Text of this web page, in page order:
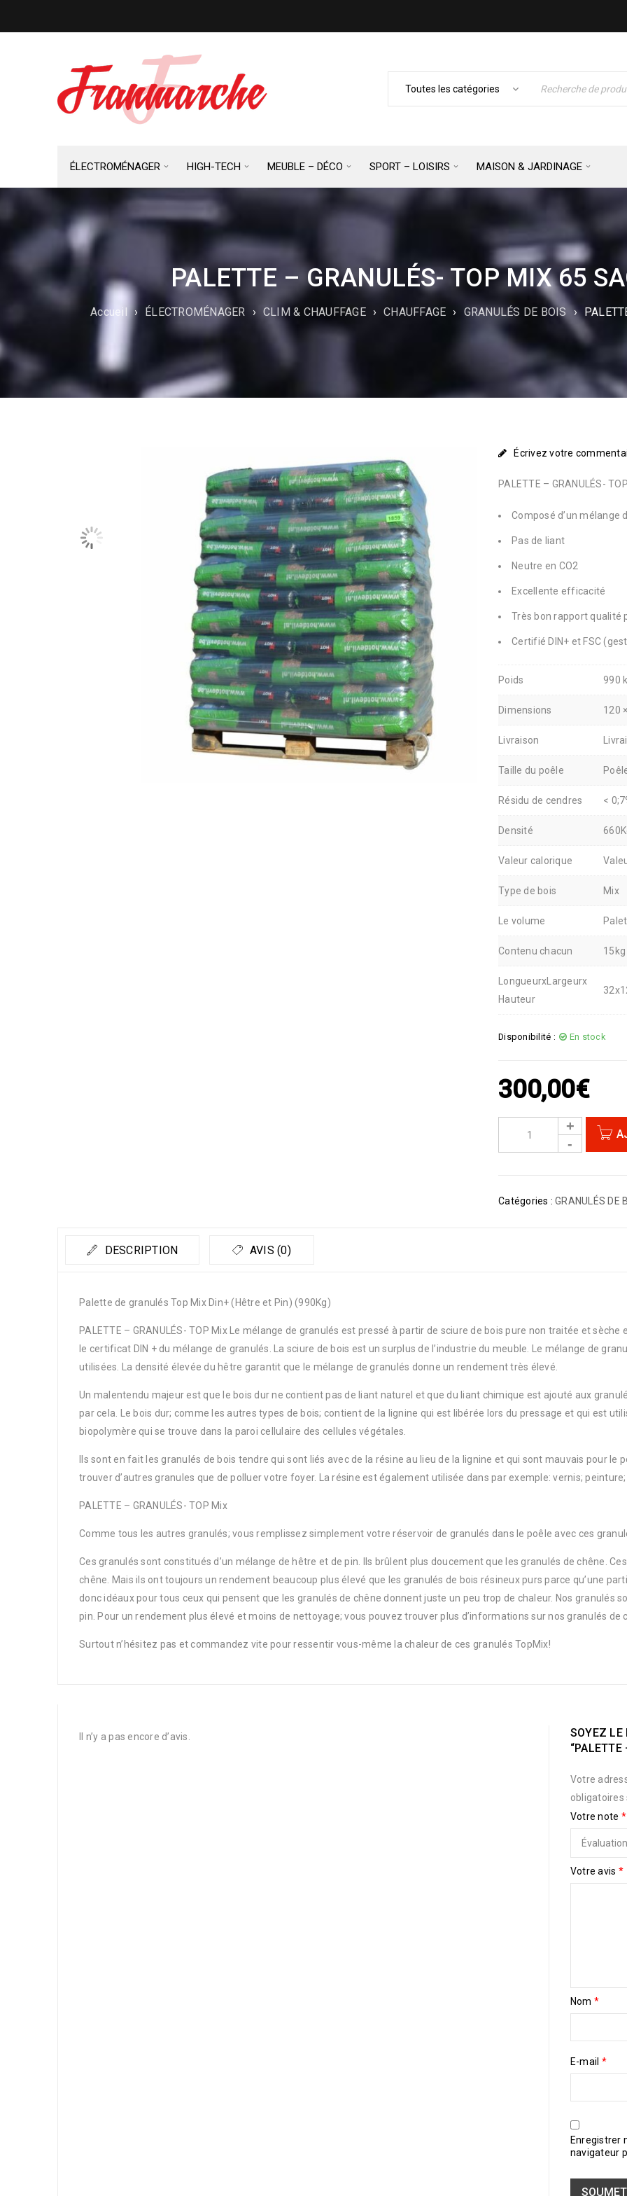
ÉLECTROMÉNAGER HIGH-TECH MEUBLE – DÉCO SPORT – LOISIRS MAISON & JARDINAGE
PALETTE – GRANULÉS- TOP MIX 65
Accueil › ÉLECTROMÉNAGER › CLIM & CHAUFFAGE › CHAUFFAGE › GRANULÉS DE BOIS ›
Écrivez votre
PALETTE – GRANULÉS-
Composé d’un mélange
Pas de liant
Neutre en CO2
Excellente efficacité
Très bon rapport qualité
Certifié DIN+ et FSC
Poids 990
Dimensions 120
Livraison
Taille du poêle
Résidu de cendres <
Densité
Valeur calorique
Type de bois Mix
Le volume
Contenu chacun 15kg
LongueurxLargeurx
Hauteur
Disponibilité : En stock
300,00€
Catégories : GRANULÉS DE
DESCRIPTION AVIS (0)
Palette de granulés Top Mix Din+ (Hêtre et Pin) (990Kg)
PALETTE – GRANULÉS- TOP Mix Le mélange de granulés est pressé à partir de sciure de bois pure non traitée et
le certificat DIN + du mélange de granulés. La sciure de bois est un surplus de l’industrie du meuble. Le mélange de
utilisées. La densité élevée du hêtre garantit que le mélange de granulés donne un rendement très élevé.
Un malentendu majeur est que le bois dur ne contient pas de liant naturel et que du liant chimique est ajouté aux
par cela. Le bois dur; comme les autres types de bois; contient de la lignine qui est libérée lors du pressage et qui est
biopolymère qui se trouve dans la paroi cellulaire des cellules végétales.
Ils sont en fait les granulés de bois tendre qui sont liés avec de la résine au lieu de la lignine et qui sont mauvais pour
trouver d’autres granules que de polluer votre foyer. La résine est également utilisée dans par exemple: vernis;
PALETTE – GRANULÉS- TOP Mix
Comme tous les autres granulés; vous remplissez simplement votre réservoir de granulés dans le poêle avec ces
Ces granulés sont constitués d’un mélange de hêtre et de pin. Ils brûlent plus doucement que les granulés de chêne.
chêne. Mais ils ont toujours un rendement beaucoup plus élevé que les granulés de bois résineux purs parce qu’une
donc idéaux pour tous ceux qui pensent que les granulés de chêne donnent juste un peu trop de chaleur. Nos granulés
pin. Pour un rendement plus élevé et moins de nettoyage; vous pouvez trouver plus d’informations sur nos granulés de
Surtout n’hésitez pas et commandez vite pour ressentir vous-même la chaleur de ces granulés TopMix!
Il n’y a pas encore d’avis.
SOYEZ LE
Votre
obligatoires
Votre note *
Votre avis *
Nom *
E-mail *
Enregistrer
navigateur